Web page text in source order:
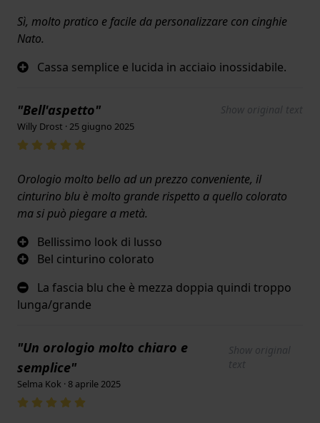
Sì, molto pratico e facile da personalizzare con cinghie
Nato.
Cassa semplice e lucida in acciaio inossidabile.
"Bell'aspetto" Show original text
Willy Drost · 25 giugno 2025
Orologio molto bello ad un prezzo conveniente, il
cinturino blu è molto grande rispetto a quello colorato
ma si può piegare a metà.
Bellissimo look di lusso
Bel cinturino colorato
La fascia blu che è mezza doppia quindi troppo
lunga/grande
"Un orologio molto chiaro e
semplice"
Show original
text
Selma Kok · 8 aprile 2025